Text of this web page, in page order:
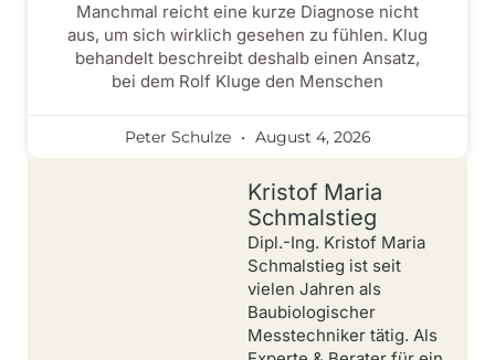
Manchmal reicht eine kurze Diagnose nicht
aus, um sich wirklich gesehen zu fühlen. Klug
behandelt beschreibt deshalb einen Ansatz,
bei dem Rolf Kluge den Menschen
Peter Schulze August 4, 2026
Kristof Maria
Schmalstieg
Dipl.-Ing. Kristof Maria
Schmalstieg ist seit
vielen Jahren als
Baubiologischer
Messtechniker tätig. Als